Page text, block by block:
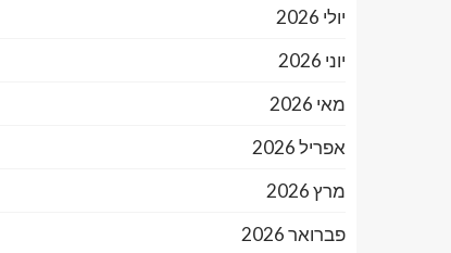
יולי 2026
יוני 2026
מאי 2026
אפריל 2026
מרץ 2026
פברואר 2026